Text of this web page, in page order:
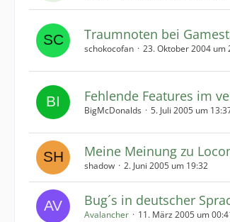
Traumnoten bei
schokocofan 23. Oktober 2004 um
Fehlende Features im
BigMcDonalds 5. Juli 2005 um
Meine Meinung zu
shadow 2. Juni 2005 um 19:32
Bug´s in deutscher
Avalancher 11. März 2005 um